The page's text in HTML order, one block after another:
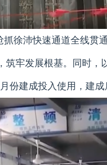
徐沛快速通道全线
牢发展根基。同时
份建成投入使用，建成